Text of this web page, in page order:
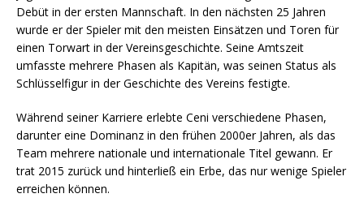
Debüt in der ersten Mannschaft. In den nächsten 25 Jahren
wurde er der Spieler mit den meisten Einsätzen und Toren für
einen Torwart in der Vereinsgeschichte. Seine Amtszeit
umfasste mehrere Phasen als Kapitän, was seinen Status als
Schlüsselfigur in der Geschichte des Vereins festigte.
Während seiner Karriere erlebte Ceni verschiedene Phasen,
darunter eine Dominanz in den frühen 2000er Jahren, als das
Team mehrere nationale und internationale Titel gewann. Er
trat 2015 zurück und hinterließ ein Erbe, das nur wenige Spieler
erreichen können.